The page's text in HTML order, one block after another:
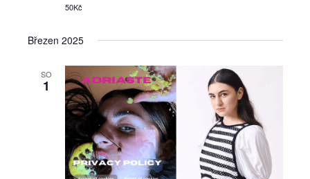
50Kč
Březen 2025
SO
1